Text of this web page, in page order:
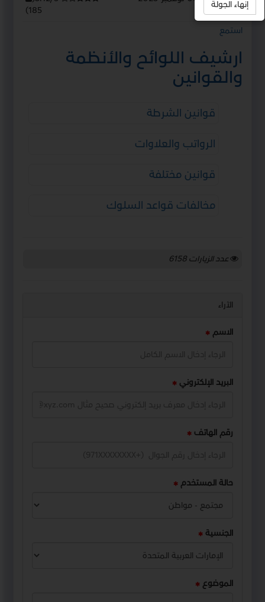
185
)
استمع
ارشيف اللوائح والأنظمة
والقوانين
قوانين الشرطة
الرواتب والعلاوات
قوانين مختلفة
مخالفات قواعد السلوك
عدد الزيارات6158
الآراء
الاسم
البريد الإلكتروني
رقم الهاتف
حالة المستخدم
الجنسية
الموضوع
إنهاء الجولة